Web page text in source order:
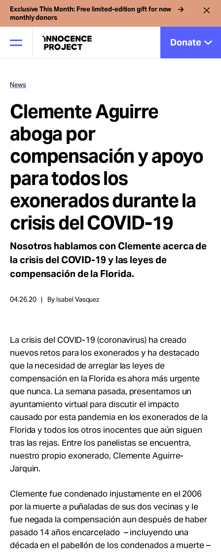
Exclusive This Month: Free limited-edition gift for new
monthly donors
Donate
Our Work
Issues
Cases
News
Take Action
About
News
Clemente Aguirre
aboga por
compensación y apoyo
para todos los
exonerados durante la
crisis del COVID-19
Nosotros hablamos con Clemente acerca de
la crisis del COVID-19 y las leyes de
compensación de la Florida.
04.26.20 By Isabel Vasquez
La crisis del COVID-19 (coronavirus) ha creado
nuevos retos para los exonerados y ha destacado
que la necesidad de arreglar las leyes de
compensación en la Florida es ahora más urgente
que nunca. La semana pasada, presentamos un
ayuntamiento virtual para discutir el impacto
causado por esta pandemia en los exonerados de la
Florida y todos los otros inocentes que aún siguen
tras las rejas. Entre los panelistas se encuentra,
nuestro propio exonerado, Clemente Aguirre-
Jarquin.
Clemente fue condenado injustamente en el 2006
por la muerte a puñaladas de sus dos vecinas y le
fue negada la compensación aun después de haber
pasado 14 años encarcelado– incluyendo una
década en el pabellón de los condenados a muerte –